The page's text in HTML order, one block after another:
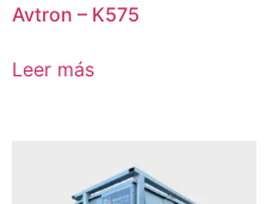
Avtron – K575
Leer más